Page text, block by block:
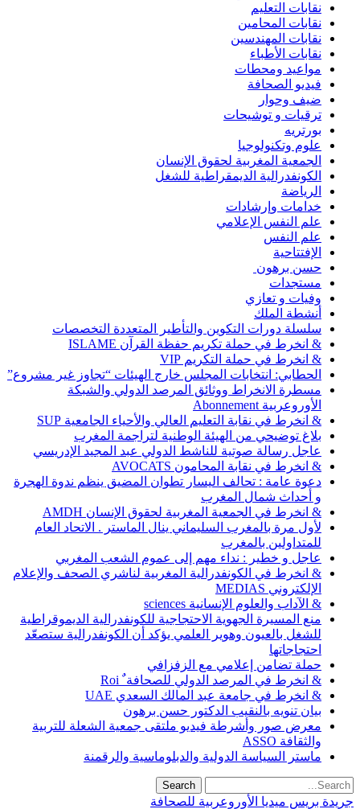
نقابات التعليم
نقابات المحامين
نقابات المهندسين
نقابات الأطباء
مواعيد ومحطات
فيديو الصحافة
ضيف وحوار
ترقيات و توشيحات
بورتريه
علوم وتكنولوجيا
الجمعية المغربية لحقوق الإنسان
الكونفدرالية الديمقراطية للشغل
الرياضة
خدامات وإرشادات
علم النفس الإعلامي
علم النفس
الإفتتاحية
حسن برهون
مستجدات
وفيات و تعازي
أنشطة الملك
سلسلة دورات التكوين والتأطير المتعددة التخصصات
& انخرط في حملة تكريم حفظة القرآن ISLAME
& انخرط في حملة التكريم VIP
الحطابي: انتخابات المجلس خارج الهيئات “تجاوز غير مشروع”
مسطرة الانخراط ووثائق المرصد الدولي والشبكة
الأوروعربية Abonnement
& انخرط في نقابة التعليم العالي والأحياء الجامعية SUP
بلاغ توضيحي من الهيئة الوطنية لتراجمة المغرب
عاجل رسالة صوتية للناشط الدولي عبد المجيد الإدريسي
& انخرط في نقابة المحامون AVOCATS
دعوة عامة : تحالف اليسار تطوان المضيق ينظم ندوة الهجرة
و أحداث شمال المغرب
& انخرط في الجمعية المغربية لحقوق الإنسان AMDH
لأول مرة بالمغرب السليماني ينال الماستر . الاتحاد العام
للمتداولين بالمغرب
عاجل و خطير : نداء مهم إلى عموم الشعب المغربي
& انخرط في الكونفدرالية المغربية لناشري الصحف والإعلام
الإلكتروني MEDIAS
& الآداب والعلوم الإنسانية sciences
منع المسيرة الجهوية الاحتجاجية للكونفدرالية الديموقراطية
للشغل بالعيون وهوير العلمي يؤكد أن الكونفدرالية ستصعّد
احتجاجاتها
حملة تضامن إعلامي مع الزفزافي
& انخرط في المرصد الدولي للصحافة ٌ Roi
& انخرط في جامعة عبد المالك السعدي UAE
بيان تنويه بالنقيب الدكتور حسن برهون
معرض صور وأشرطة فيديو ملتقى جمعية الشعلة للتربية
والثقافة ASSO
ماستر السياسة الدولية والدبلوماسية والرقمنة
جريدة بريس ميديا الأوروعربية للصحافة